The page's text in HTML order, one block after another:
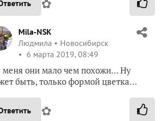
✿
Mila-NSK
Людмила
Новосибирск
6 марта 2019, 08:49
меня они мало чем похожи… Ну
быть, только формой цветка…
✿